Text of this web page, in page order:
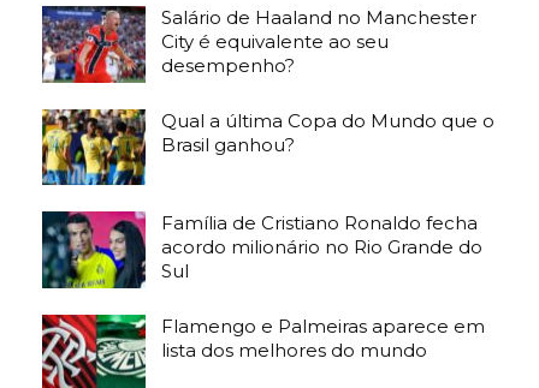
Salário de Haaland no Manchester
City é equivalente ao seu
desempenho?
Qual a última Copa do Mundo que o
Brasil ganhou?
Família de Cristiano Ronaldo fecha
acordo milionário no Rio Grande do
Sul
Flamengo e Palmeiras aparece em
lista dos melhores do mundo